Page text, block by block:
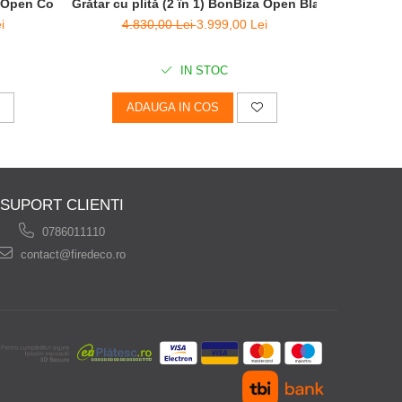
Corten - D 80cm x H 100cm
Grătar cu plită (2 în 1) BonBiza Open Black - D 80cm
4.830,00 Lei3.999,00 Lei
IN STOC
ADAUGA IN COS
SUPORT CLIENTI
0786011110
contact@firedeco.ro